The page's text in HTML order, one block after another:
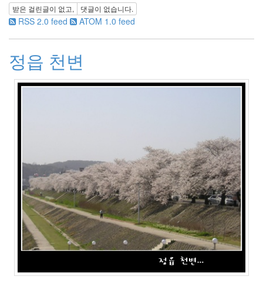
받은 걸린글이 없고, 댓글이 없습니다.
RSS 2.0 feed ATOM 1.0 feed
정읍 천변
우
리
관
4
쫄
랑
차
망
토
봉
자
동
생
투